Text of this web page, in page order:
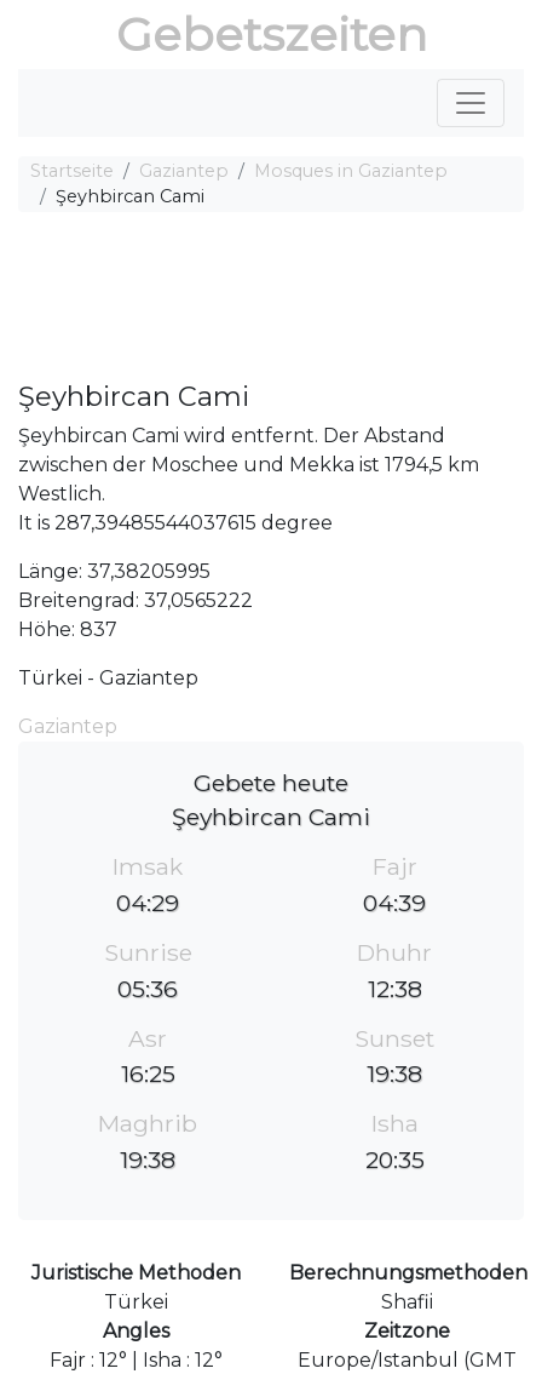
Gebetszeiten
Startseite Gaziantep
Mosques in Gaziantep
Şeyhbircan Cami
Şeyhbircan Cami
Şeyhbircan Cami wird entfernt. Der Abstand
zwischen der Moschee und Mekka ist 1794,5 km
Westlich.
It is 287,39485544037615 degree
Länge: 37,38205995
Breitengrad: 37,0565222
Höhe: 837
Türkei - Gaziantep
Gaziantep
Gebete heute
Şeyhbircan Cami
Imsak
04:29
Fajr
04:39
Sunrise
05:36
Dhuhr
12:38
Asr
16:25
Sunset
19:38
Maghrib
19:38
Isha
20:35
Juristische Methoden
Türkei
Berechnungsmethoden
Shafii
Angles
Fajr : 12° | Isha : 12°
Zeitzone
Europe/Istanbul (GMT